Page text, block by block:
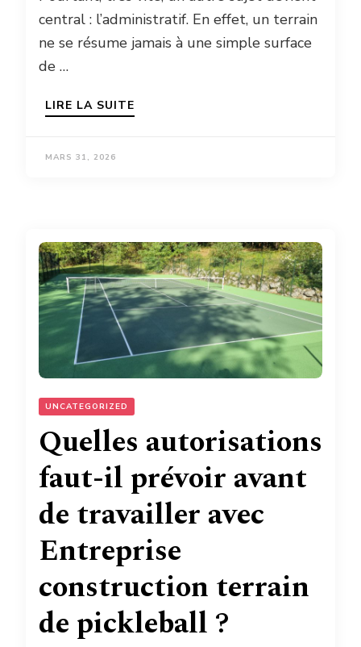
central : l’administratif. En effet, un terrain
ne se résume jamais à une simple surface
de …
LIRE LA SUITE
MARS 31, 2026
UNCATEGORIZED
Quelles autorisations
faut-il prévoir avant
de travailler avec
Entreprise
construction terrain
de pickleball ?